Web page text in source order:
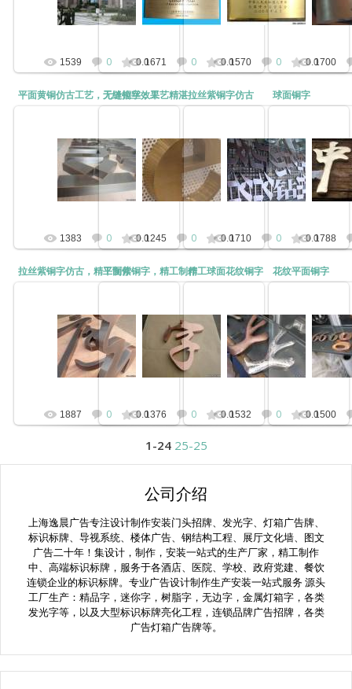
kunny
1539 0 0.0
kunny
1671 0 0.0
kunny
1570 0 0.01700
平面黄铜仿古工艺，无缝拉丝效果
2012-02-10
平面黄铜仿古工艺，无缝拉丝效果
kunny
1383 0 0.0
无缝铜字，工艺精湛
2012-02-10
无缝铜字，工艺精湛
kunny
1245 0 0.0
拉丝紫铜字仿古
2012-02-10
拉丝紫铜字仿古
kunny
1710 0 0.0
球面铜字
球
1788
拉丝紫铜字仿古，精工制作
2012-02-10
拉丝紫铜字仿古，精工制作
kunny
1887 0 0.0
平面紫铜字，精工制作
2012-02-10
平面紫铜字，精工制作
kunny
1376 0 0.0
精工球面花纹铜字
2012-02-10
精工球面花纹铜字
kunny
1532 0 0.0
花纹平面铜字
花纹
1500
1-24 25-25
公司介绍
上海逸晨广告专注设计制作安装门头招牌、发光字、灯箱广告牌、
标识标牌、导视系统、楼体广告、钢结构工程、展厅文化墙、图文
广告二十年！集设计，制作，安装一站式的生产厂家，精工制作
中、高端标识标牌，服务于各酒店、医院、学校、政府党建、餐饮
连锁企业的标识标牌。专业广告设计制作生产安装一站式服务 源头
工厂生产：精品字，迷你字，树脂字，无边字，金属灯箱字，各类
发光字等，以及大型标识标牌亮化工程，连锁品牌广告招牌，各类
广告灯箱广告牌等。